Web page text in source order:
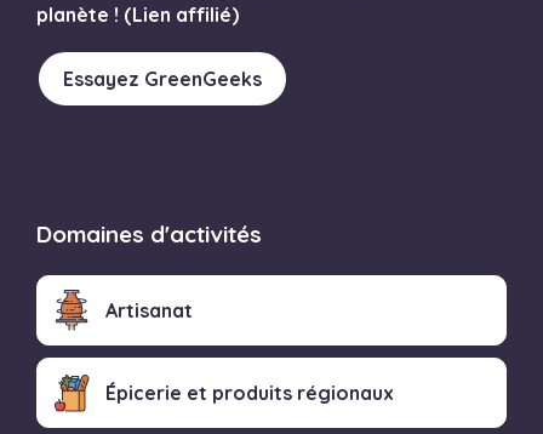
planète ! (Lien affilié)
Essayez GreenGeeks
Domaines d'activités
Artisanat
Épicerie et produits régionaux